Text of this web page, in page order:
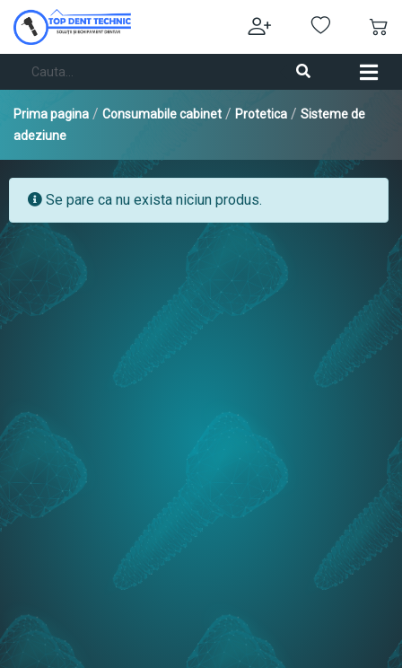
Prima pagina / Consumabile cabinet / Protetica / Sisteme de
adeziune
Se pare ca nu exista niciun produs.